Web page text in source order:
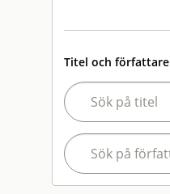
Titel och författare